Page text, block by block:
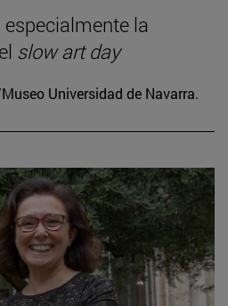
la
slow art day
Universidad de Navarra.